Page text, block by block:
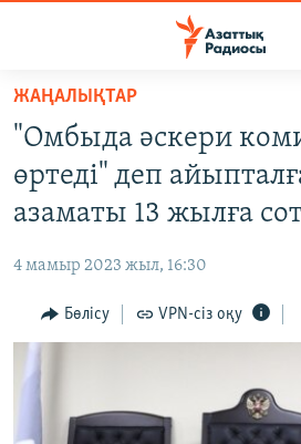
Skip
main
content
Skip
to
main
Navigation
to
ЖАҢАЛЫҚТАР
AZATTYQTV
АДАМ ҚҰҚЫҚТАРЫ
ӘЛЕУМЕТ
ӘЛЕМ
ЖАҢАЛЫҚТАР
"Омбыда әскери
өртеді" деп
азаматы 13 жылға
4 мамыр 2023 жыл, 16:30
Бөлісу VPN-сіз оқу